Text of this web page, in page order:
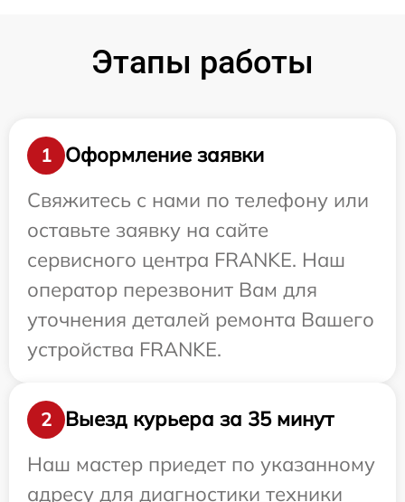
Этапы работы
1
Оформление заявки
Свяжитесь с нами по телефону или
оставьте заявку на сайте
сервисного центра FRANKE. Наш
оператор перезвонит Вам для
уточнения деталей ремонта Вашего
устройства FRANKE.
2
Выезд курьера за 35 минут
Наш мастер приедет по указанному
адресу для диагностики техники